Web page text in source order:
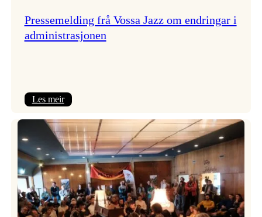
Pressemelding frå Vossa Jazz om endringar i
administrasjonen
Les meir:
frå
Vossa
Jazz
om
endringar
i
administrasjonen